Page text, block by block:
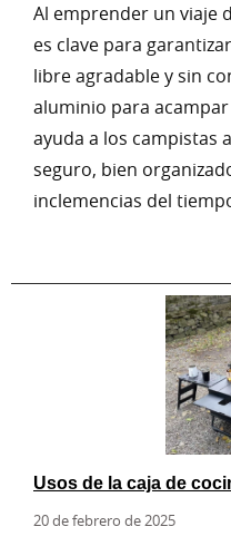
Al emprender un viaje
es clave para
libre agradable y sin
aluminio para
ayuda a los campistas
seguro, bien
inclemencias del
20 de febrero de 2025